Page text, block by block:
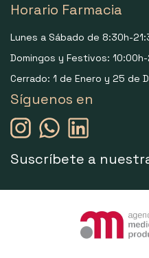
Horario Farmacia
Lunes a Sábado de 8:30h-
Domingos y Festivos: 10:00h-
Cerrado: 1 de Enero y 25 de
Síguenos en
Suscríbete a